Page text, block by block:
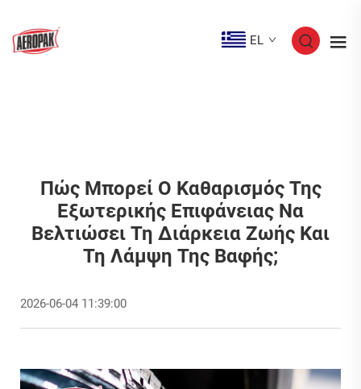
EL
Πώς Μπορεί Ο Καθαρισμός Της
Εξωτερικής Επιφάνειας Να
Βελτιώσει Τη Διάρκεια Ζωής Και
Τη Λάμψη Της Βαφής;
2026-06-04 11:39:00